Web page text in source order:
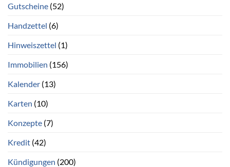
Gutscheine (52)
Handzettel (6)
Hinweiszettel (1)
Immobilien (156)
Kalender (13)
Karten (10)
Konzepte (7)
Kredit (42)
Kündigungen (200)